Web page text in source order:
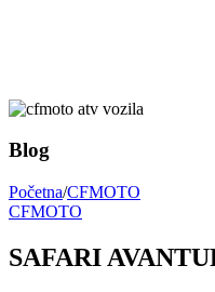
Blog
Početna/CFMOTO
CFMOTO
SAFARI